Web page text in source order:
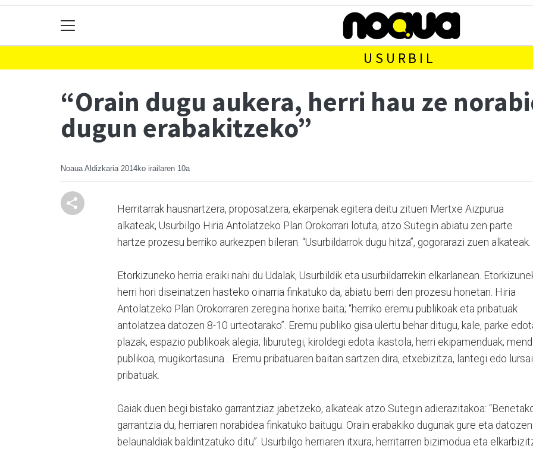
USURBIL
“Orain dugu aukera, herri hau ze
dugun erabakitzeko”
Noaua Aldizkaria 2014ko irailaren 10a
Herritarrak hausnartzera, proposatzera, ekarpenak egitera deitu zituen Mertxe Aizpurua
alkateak, Usurbilgo Hiria Antolatzeko Plan Orokorrari lotuta, atzo Sutegin abiatu zen parte
hartze prozesu berriko aurkezpen bileran. “Usurbildarrok dugu hitza”, gogorarazi zuen alkateak.
Etorkizuneko herria eraiki nahi du Udalak, Usurbildik eta usurbildarrekin elkarlanean.
herri hori diseinatzen hasteko oinarria finkatuko da, abiatu berri den prozesu honetan. Hiria
Antolatzeko Plan Orokorraren zeregina horixe baita; “herriko eremu publikoak eta pribatuak
antolatzea datozen 8-10 urteotarako”. Eremu publiko gisa ulertu behar ditugu, kale, parke
plazak, espazio publikoak alegia; liburutegi, kiroldegi edota ikastola, herri ekipamenduak;
publikoa, mugikortasuna... Eremu pribatuaren baitan sartzen dira, etxebizitza, lantegi edo lursail
pribatuak.
Gaiak duen begi bistako garrantziaz jabetzeko, alkateak atzo Sutegin adierazitakoa:
garrantzia du, herriaren norabidea finkatuko baitugu. Orain erabakiko dugunak gure eta datozen
belaunaldiak baldintzatuko ditu”. Usurbilgo herriaren itxura, herritarren bizimodua eta